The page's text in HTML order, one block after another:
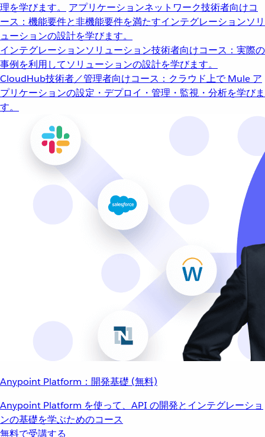
理を学びます。
アプリケーションネットワーク技術者向けコ
ース：機能要件と非機能要件を満たすインテグレーションソリ
ューションの設計を学びます。
インテグレーションソリューション技術者向けコース：実際の
事例を利用してソリューションの設計を学びます。
CloudHub技術者／管理者向けコース：クラウド上で Mule ア
プリケーションの設定・デプロイ・管理・監視・分析を学びま
す。
Anypoint Platform：開発基礎 (無料)
Anypoint Platform を使って、API の開発とインテグレーショ
ンの基礎を学ぶためのコース
無料で受講する